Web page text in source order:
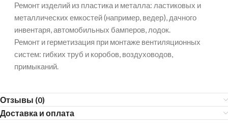
Ремонт изделий из пластика и металла: ластиковых и
металлических емкостей (например, ведер), дачного
инвентаря, автомобильных бамперов, лодок.
Ремонт и герметизация при монтаже вентиляционных
систем: гибких труб и коробов, воздуховодов,
примыканий.
Отзывы (0)
Доставка и оплата